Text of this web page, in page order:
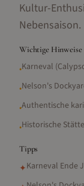
Kultur-
Nebensaison.
Wichtige Hinweise
•Karneval
•Nelson's
•Authentische
•Historische
Tipps
✦Karneval Ende